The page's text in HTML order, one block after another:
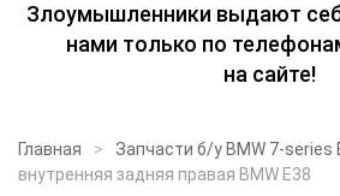
Злоумышленники выдают
нами только по
на сайте!
Главная Запчасти б/у BMW 7-series
внутренняя задняя правая BMW E38